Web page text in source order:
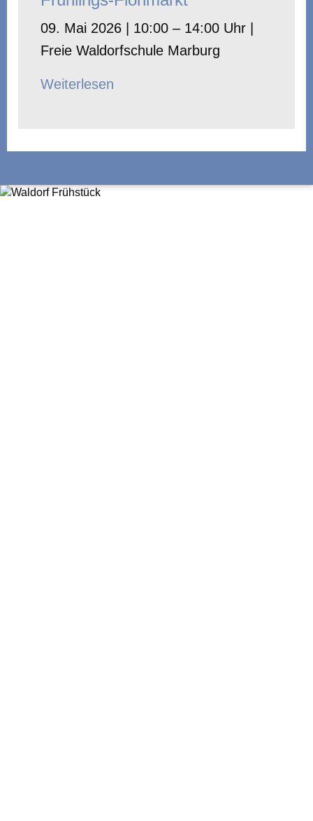
09. Mai 2026 | 10:00 – 14:00 Uhr |
Freie Waldorfschule Marburg
Weiterlesen